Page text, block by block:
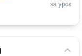
за урок